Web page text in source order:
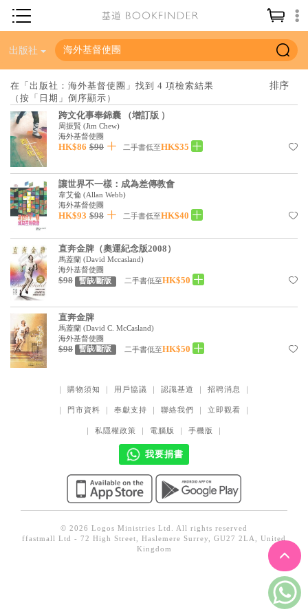
神學／教義
聖經
信仰入門
教會歷史
靈修／禱告
信徒生活
教會事工
分齡牧養
社會／倫理
哲學／宗教比較
見證／傳記
文藝／勵志
精選影音
暢銷榜
英文二手書
出版社
在「出版社：海外基督使團」找到 4 項檢索結果
（按「日期」倒序顯示）
跨文化事奉錦囊 （增訂版 ）
周振賢 (Jim Chew)
海外基督使團
HK$86 $90 二手書低至HK$35
讓世界不一樣：成為差傳教會
韋艾倫 (Allan Webb)
海外基督使團
HK$93 $98 二手書低至HK$40
直奔金牌（奧運紀念版2008）
馬蓋蘭 (David Mccasland)
海外基督使團
$98 暫缺/斷版 二手書低至HK$50
直奔金牌
馬蓋蘭 (David C. McCasland)
海外基督使團
$98 暫缺/斷版 二手書低至HK$50
購物須知 用戶協議 認識基道 招聘消息
門市資料 奉獻支持 聯絡我們 立即觀看
私隱權政策 電腦版 手機版
我要捐書
© 2026 Logos Ministries Ltd. All rights reserved
ffastmall Ltd - 72 High Street, Haslemere Surrey, GU27 2LA, United
Kingdom